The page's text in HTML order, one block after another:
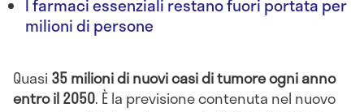
I farmaci essenziali restano fuori portata per
milioni di persone
Quasi 35 milioni di nuovi casi di tumore ogni anno
entro il 2050. È la previsione contenuta nel nuovo